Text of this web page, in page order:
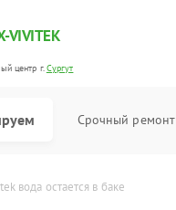
VIVITEK
центр г.Сургут
Срочный ремонт
вода остается в баке